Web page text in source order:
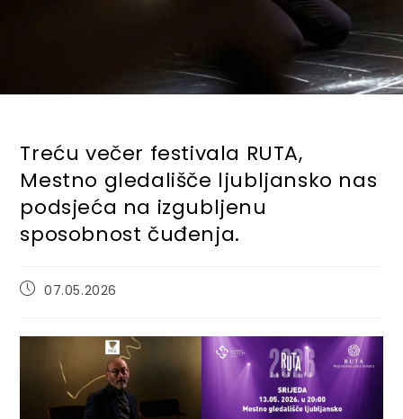
Treću večer festivala RUTA,
Mestno gledališče ljubljansko nas
podsjeća na izgubljenu
sposobnost čuđenja.
Post07.05.2026